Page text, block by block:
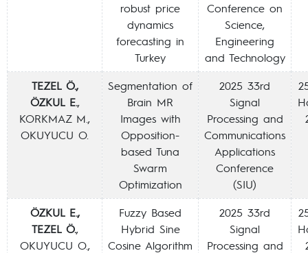
robust price
dynamics
forecasting in
Turkey
Conference on
Science,
Engineering
and Technology
TEZEL Ö.,
ÖZKUL E.,
KORKMAZ M.,
OKUYUCU O.
Segmentation of
Brain MR
Images with
Opposition-
based Tuna
Swarm
Optimization
2025 33rd
Signal
Processing and
Communications
Applications
Conference
(SIU)
ÖZKUL E.,
TEZEL Ö.,
OKUYUCU O.,
Fuzzy Based
Hybrid Sine
Cosine Algorithm
2025 33rd
Signal
Processing and